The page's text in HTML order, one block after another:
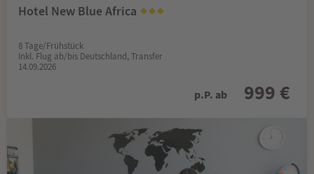
Hotel New Blue Africa
8 Tage/Frühstück
Inkl. Flug ab/bis Deutschland, Transfer
14.09.2026
p.P. ab 999 €